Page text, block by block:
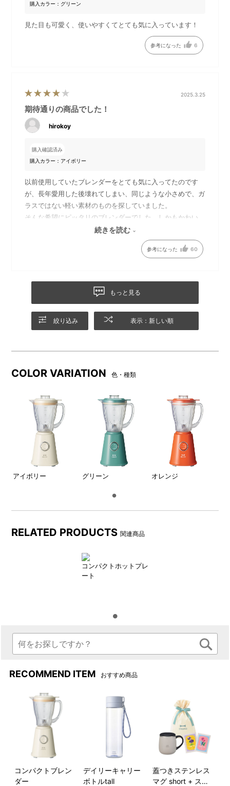
かな印象になります。
取っ手付きで注ぎやすさも◎
容量400ml
コンパクトサイズなのに、たっぷり容量400ml！忙しい朝も2人分の
省スペースで使えるコンパクトサイズ
省スペースで、キッチンやテーブルに置いておきたくなるレトロシッ
クなデザインとカラーがうれしい！取っ手付きで注ぎやすさも◎
出しっぱなしでもかわいいデザイン
購入カラー：グリーン
見た目も可愛く、使いやすくてとても気に入っています！
参考になった 6
2025.3.25
期待通りの商品でした！
hirokoy
購入確認済み
購入カラー：アイボリー
以前使用していたブレンダーをとても気に入ってたのです
が、長年愛用した後壊れてしまい、同じような小さめで、ガ
ラスではない軽い素材のものを探していました。
そんな希望にピッタリのブレンダーでした。しかもかわい
い！家電にありがちな真っ白ではなく少しクリーム色がかっ
た白も良いです。また、氷も砕けるパワフルさで言う事なし
続きを読む
参考になった 60
もっと見る
絞り込み 表示：新しい順
COLOR VARIATION 色・種類
アイボリー グリーン オレンジ
RELATED PRODUCTS関連商品
コンパクトホットプレ
ート
RECOMMEND ITEM おすすめ商品
コンパクトブレン
ダー
デイリーキャリー
ボトルtall
蓋つきステンレス
マグ short + スイ